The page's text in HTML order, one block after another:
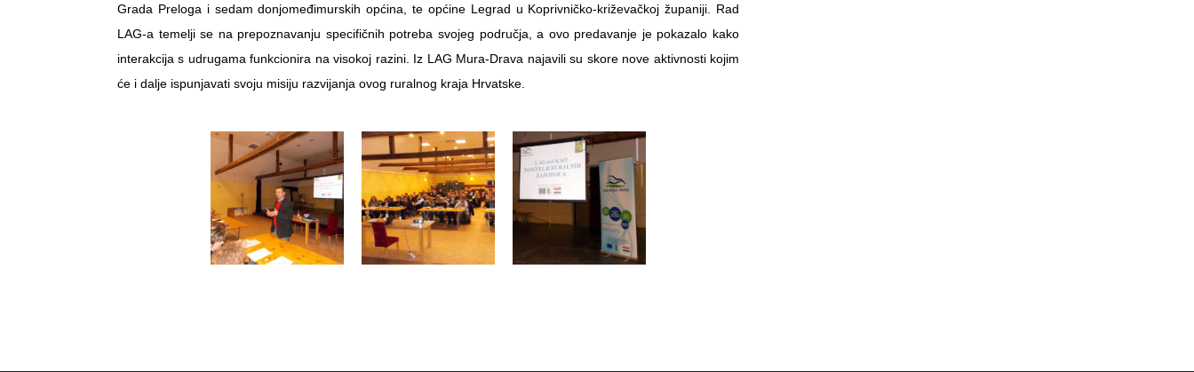
Grada Preloga i sedam donjomeđimurskih općina, te općine Legrad u Koprivničko-križevačkoj županiji. Rad
LAG-a temelji se na prepoznavanju specifičnih potreba svojeg područja, a ovo predavanje je pokazalo kako
interakcija s udrugama funkcionira na visokoj razini. Iz LAG Mura-Drava najavili su skore nove aktivnosti kojim
će i dalje ispunjavati svoju misiju razvijanja ovog ruralnog kraja Hrvatske.